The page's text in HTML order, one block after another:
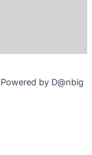
by D@nbig